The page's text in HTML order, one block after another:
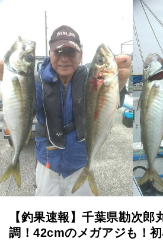
【釣果速報】千葉県勘次郎
調！42cmのメガアジも！